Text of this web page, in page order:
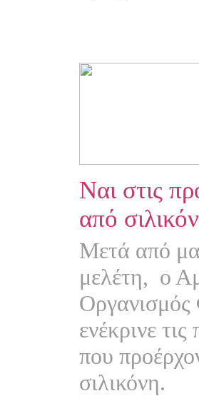
Ναι στις
από
Μετά από
μελέτη, ο
ενέκρινε
που
σιλικόνη.